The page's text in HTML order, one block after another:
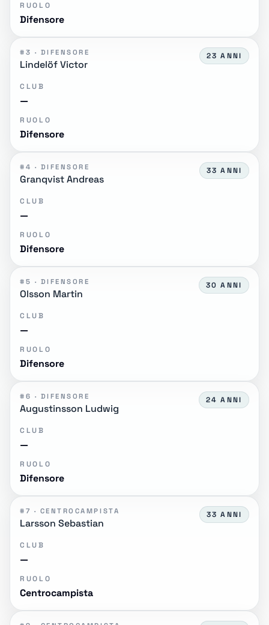
RUOLO
Difensore
#3 · DIFENSORE
Lindelöf Victor
23 ANNI
CLUB
—
RUOLO
Difensore
#4 · DIFENSORE
Granqvist Andreas
33 ANNI
CLUB
—
RUOLO
Difensore
#5 · DIFENSORE
Olsson Martin
30 ANNI
CLUB
—
RUOLO
Difensore
#6 · DIFENSORE
Augustinsson Ludwig
24 ANNI
CLUB
—
RUOLO
Difensore
#7 · CENTROCAMPISTA
Larsson Sebastian
33 ANNI
CLUB
—
RUOLO
Centrocampista